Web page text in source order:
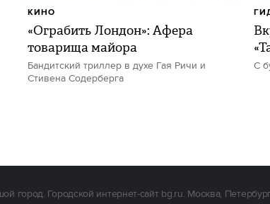
«Ограбить Лондон»: Афера
товарища майора
Бандитский триллер в духе Гая Ричи и
Стивена Содерберга
КИНО
С
город. Городской интернет-сайт bg.ru. Москва,